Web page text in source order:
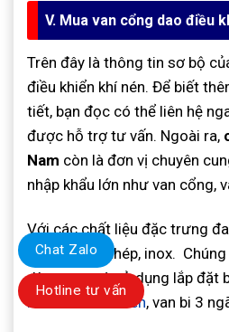
V. Mua van cổng dao điều
Trên đây là thông tin sơ bộ
điều khiển khí nén. Để biết
tiết, bạn đọc có thể liên hệ
được hỗ trợ tư vấn. Ngoài ra,
Nam còn là đơn vị chuyên
nhập khẩu lớn như van cổng,
Với các chất liệu đặc trưng
gang, nhựa, thép, inox.
dòng van có sử dụng lắp đặt
bướm silo khí nén, van bi 3
Chat Zalo
Hotline tư vấn